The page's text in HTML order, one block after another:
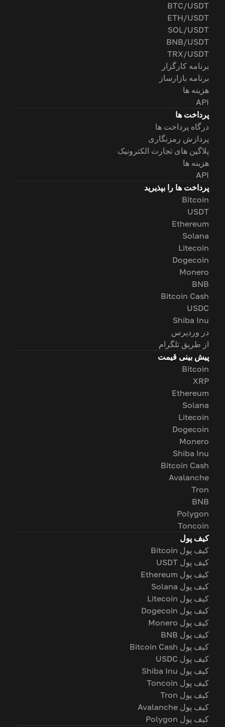
BTC/USDT
ETH/USDT
SOL/USDT
BNB/USDT
TRX/USDT
برنامه کارگزار
برنامه بازارساز
هزینه ها
API
پرداخت ها
درگاه پرداخت ها
پردازش رمزنگاری
پلاگین های تجارت الکترونیک
هزینه ها
API
پرداخت ها را بپذیرید
Bitcoin
USDT
Ethereum
Solana
Litecoin
Dogecoin
Monero
BNB
Bitcoin Cash
USDC
Shiba Inu
در وردپرس
از طریق تلگرام
پیش بینی قیمت
Bitcoin
XRP
Ethereum
Solana
Litecoin
Dogecoin
Monero
Shiba Inu
Bitcoin Cash
Avalanche
Tron
BNB
Polygon
Toncoin
کیف پول
کیف پول Bitcoin
کیف پول USDT
کیف پول Ethereum
کیف پول Solana
کیف پول Litecoin
کیف پول Dogecoin
کیف پول Monero
کیف پول BNB
کیف پول Bitcoin Cash
کیف پول USDC
کیف پول Shiba Inu
کیف پول Toncoin
کیف پول Tron
کیف پول Avalanche
کیف پول Polygon